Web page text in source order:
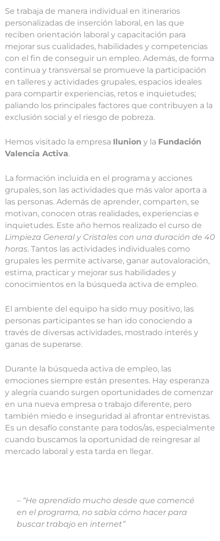
Se trabaja de manera individual en itinerarios
personalizadas de inserción laboral, en las que
reciben orientación laboral y capacitación para
mejorar sus cualidades, habilidades y competencias
con el fin de conseguir un empleo. Además, de forma
continua y transversal se promueve la participación
en talleres y actividades grupales, espacios ideales
para compartir experiencias, retos e inquietudes;
paliando los principales factores que contribuyen a la
exclusión social y el riesgo de pobreza.
Hemos visitado la empresa Ilunion y la Fundación
Valencia Activa.
La formación incluida en el programa y acciones
grupales, son las actividades que más valor aporta a
las personas. Además de aprender, comparten, se
motivan, conocen otras realidades, experiencias e
inquietudes. Este año hemos realizado el curso de
Limpieza General y Cristales con una duración de 40
horas. Tantos las actividades individuales como
grupales les permite activarse, ganar autovaloración,
estima, practicar y mejorar sus habilidades y
conocimientos en la búsqueda activa de empleo.
El ambiente del equipo ha sido muy positivo, las
personas participantes se han ido conociendo a
través de diversas actividades, mostrado interés y
ganas de superarse.
Durante la búsqueda activa de empleo, las
emociones siempre están presentes. Hay esperanza
y alegría cuando surgen oportunidades de comenzar
en una nueva empresa o trabajo diferente, pero
también miedo e inseguridad al afrontar entrevistas.
Es un desafío constante para todos/as, especialmente
cuando buscamos la oportunidad de reingresar al
mercado laboral y esta tarda en llegar.
– “He aprendido mucho desde que comencé
en el programa, no sabía cómo hacer para
buscar trabajo en internet”